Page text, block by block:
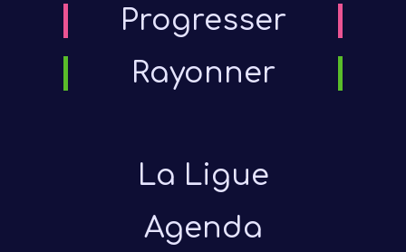
Progresser
Rayonner
La Ligue
Agenda